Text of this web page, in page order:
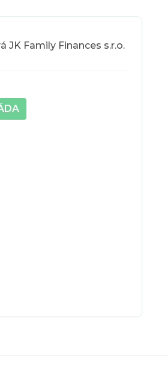
JK Family Finances s.r.o.